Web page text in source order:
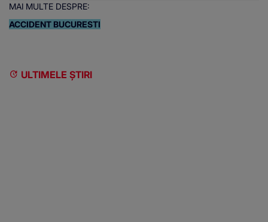
MAI MULTE DESPRE:
ACCIDENT BUCURESTI
ULTIMELE ȘTIRI